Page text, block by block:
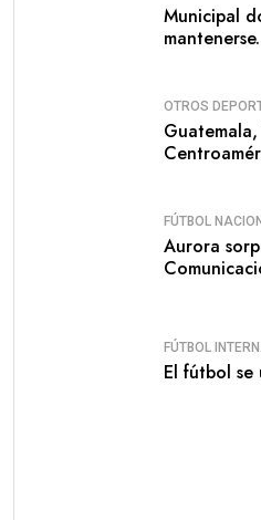
Municipal
mantenerse.
OTROS
FÚTBOL
Aurora
FÚTBOL
El fútbol